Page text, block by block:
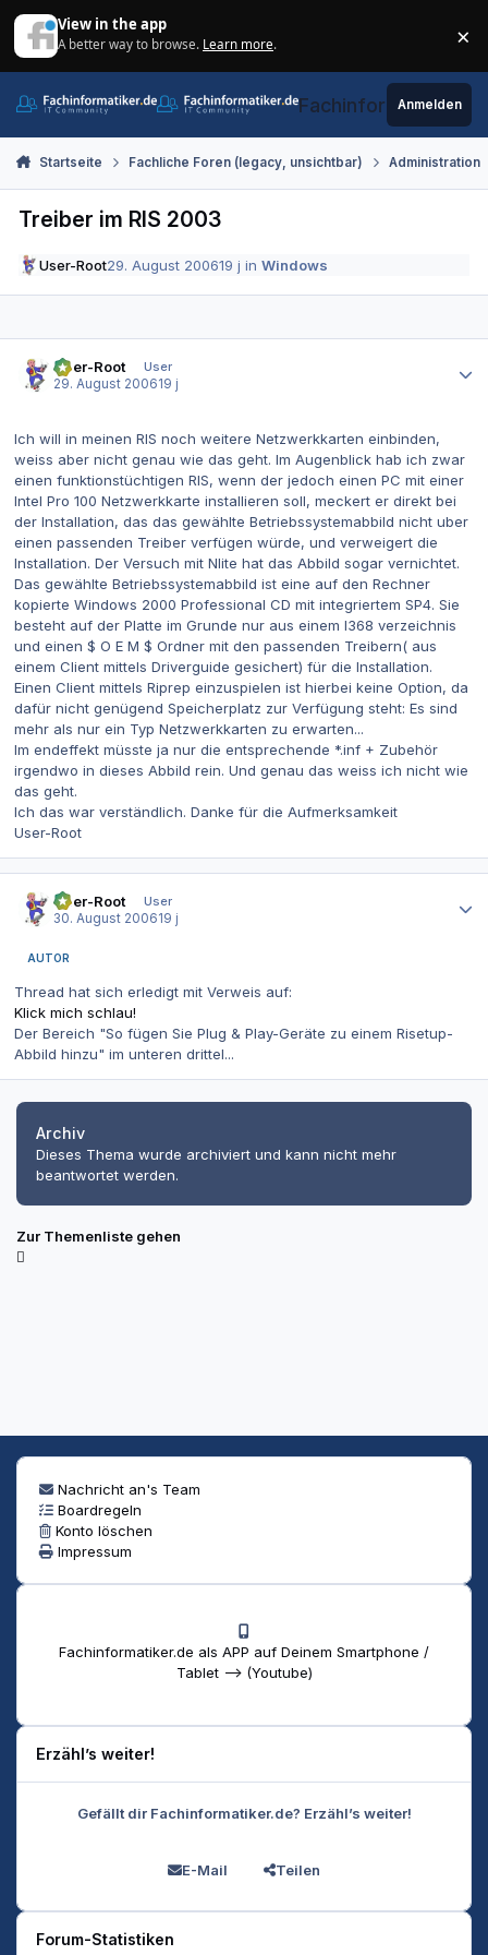
View in the app
A better way to browse. Learn more. ×
Fachinformatiker.de
Anmelden
Startseite Fachliche Foren (legacy, unsichtbar) Administration
Treiber im RIS 2003
User-Root29. August 200619 j inWindows
User-Root
User
29. August 200619 j
Ich will in meinen RIS noch weitere Netzwerkkarten einbinden,
weiss aber nicht genau wie das geht. Im Augenblick hab ich zwar
einen funktionstüchtigen RIS, wenn der jedoch einen PC mit einer
Intel Pro 100 Netzwerkkarte installieren soll, meckert er direkt bei
der Installation, das das gewählte Betriebssystemabbild nicht uber
einen passenden Treiber verfügen würde, und verweigert die
Installation. Der Versuch mit Nlite hat das Abbild sogar vernichtet.
Das gewählte Betriebssystemabbild ist eine auf den Rechner
kopierte Windows 2000 Professional CD mit integriertem SP4. Sie
besteht auf der Platte im Grunde nur aus einem I368 verzeichnis
und einen $ O E M $ Ordner mit den passenden Treibern( aus
einem Client mittels Driverguide gesichert) für die Installation.
Einen Client mittels Riprep einzuspielen ist hierbei keine Option, da
dafür nicht genügend Speicherplatz zur Verfügung steht: Es sind
mehr als nur ein Typ Netzwerkkarten zu erwarten...
Im endeffekt müsste ja nur die entsprechende *.inf + Zubehör
irgendwo in dieses Abbild rein. Und genau das weiss ich nicht wie
das geht.
Ich das war verständlich. Danke für die Aufmerksamkeit
User-Root
User-Root
User
30. August 200619 j
AUTOR
Thread hat sich erledigt mit Verweis auf:
Klick mich schlau!
Der Bereich "So fügen Sie Plug & Play-Geräte zu einem Risetup-
Abbild hinzu" im unteren drittel...
Archiv
Dieses Thema wurde archiviert und kann nicht mehr
beantwortet werden.
Zur Themenliste gehen
Nachricht an's Team
Boardregeln
Konto löschen
Impressum
Fachinformatiker.de als APP auf Deinem Smartphone /
Tablet --> (Youtube)
Erzähl’s weiter!
Gefällt dir Fachinformatiker.de? Erzähl’s weiter!
E-Mail Teilen
Forum-Statistiken